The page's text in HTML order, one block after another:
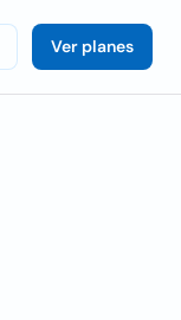
Ver planes